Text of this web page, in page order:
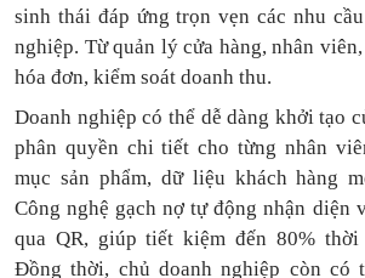
sinh thái đáp ứng trọn vẹn các nhu
nghiệp. Từ quản lý cửa hàng, nhân
hóa đơn, kiểm soát doanh thu.
Doanh nghiệp có thể dễ dàng khởi tạo
phân quyền chi tiết cho từng nhân
mục sản phẩm, dữ liệu khách hàng
Công nghệ gạch nợ tự động nhận diện
qua QR, giúp tiết kiệm đến 80%
Đồng thời, chủ doanh nghiệp còn có